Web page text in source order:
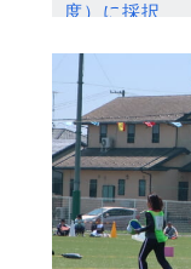
度）に採択